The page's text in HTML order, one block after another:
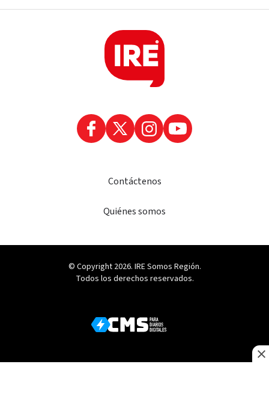
Contáctenos
Quiénes somos
© Copyright 2026. IRE Somos Región.
Todos los derechos reservados.